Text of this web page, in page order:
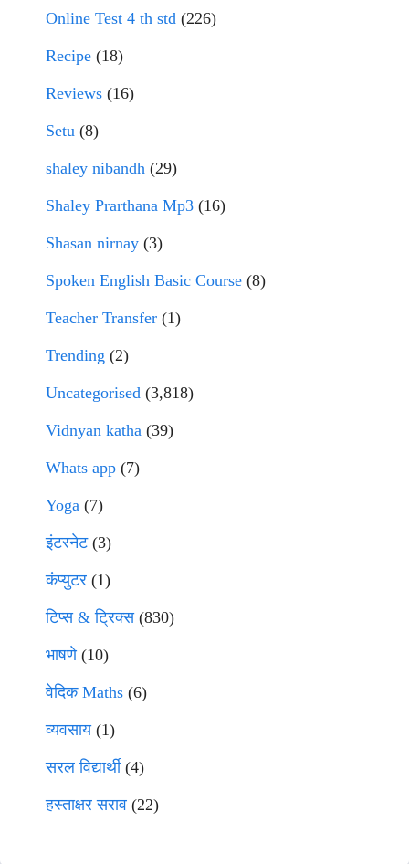
Online Test 4 th std (226)
Recipe (18)
Reviews (16)
Setu (8)
shaley nibandh (29)
Shaley Prarthana Mp3 (16)
Shasan nirnay (3)
Spoken English Basic Course (8)
Teacher Transfer (1)
Trending (2)
Uncategorised (3,818)
Vidnyan katha (39)
Whats app (7)
Yoga (7)
इंटरनेट(3)
कंप्युटर (1)
टिप्स & ट्रिक्स(830)
भाषणे(10)
वेदिक Maths (6)
व्यवसाय(1)
सरल विद्यार्थी(4)
हस्ताक्षर सराव (22)